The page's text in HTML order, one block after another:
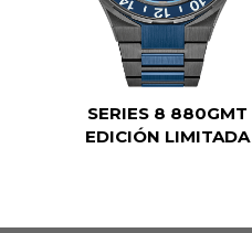
SERIES 8 880GMT
EDICIÓN LIMITADA